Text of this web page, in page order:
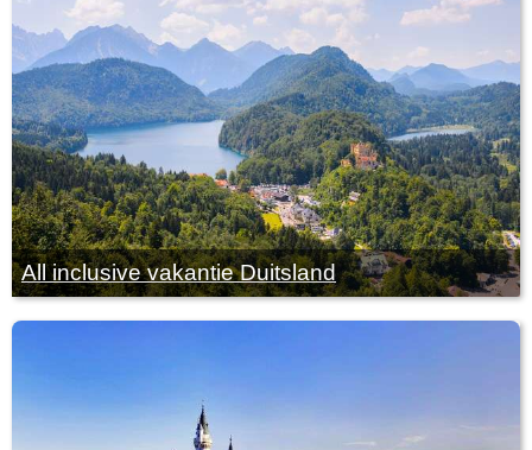
All inclusive vakantie Duitsland